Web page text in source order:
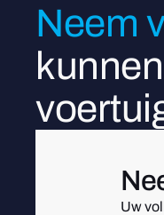
Neem
Uw